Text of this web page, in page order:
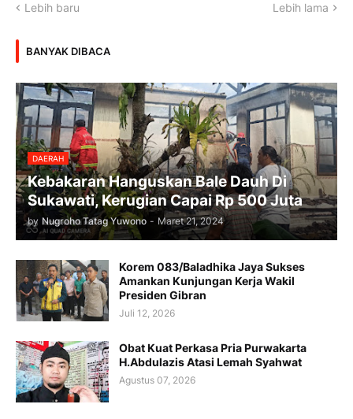
Lebih baru Lebih lama
BANYAK DIBACA
DAERAH
Kebakaran Hanguskan Bale Dauh Di
Sukawati, Kerugian Capai Rp 500 Juta
by Nugroho Tatag Yuwono - Maret 21, 2024
Korem 083/Baladhika Jaya Sukses
Amankan Kunjungan Kerja Wakil
Presiden Gibran
Juli 12, 2026
Obat Kuat Perkasa Pria Purwakarta
H.Abdulazis Atasi Lemah Syahwat
Agustus 07, 2026